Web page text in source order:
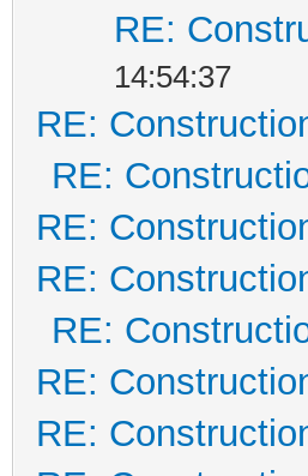
RE:
14:54:37
RE:
RE:
RE:
RE:
RE:
RE:
RE: